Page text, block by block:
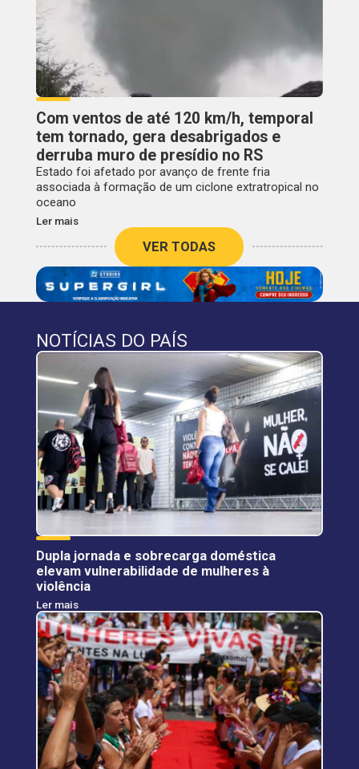
Com ventos de até 120 km/h, temporal
tem tornado, gera desabrigados e
derruba muro de presídio no RS
Estado foi afetado por avanço de frente fria
associada à formação de um ciclone extratropical no
oceano
Ler mais
VER TODAS
NOTÍCIAS DO PAÍS
Dupla jornada e sobrecarga doméstica
elevam vulnerabilidade de mulheres à
violência
Ler mais